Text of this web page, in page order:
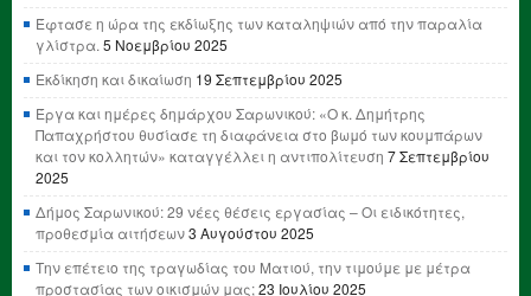
Έφτασε η ώρα της εκδίωξης των καταληψιών από την παραλία
γλίστρα. 5 Νοεμβρίου 2025
Εκδίκηση και δικαίωση 19 Σεπτεμβρίου 2025
Έργα και ημέρες δημάρχου Σαρωνικού: «Ο κ. Δημήτρης
Παπαχρήστου θυσίασε τη διαφάνεια στο βωμό των κουμπάρων
και τον κολλητών» καταγγέλλει η αντιπολίτευση 7 Σεπτεμβρίου
2025
Δήμος Σαρωνικού: 29 νέες θέσεις εργασίας – Οι ειδικότητες,
προθεσμία αιτήσεων3 Αυγούστου 2025
Την επέτειο της τραγωδίας του Ματιού, την τιμούμε με μέτρα
προστασίας των οικισμών μας;23 Ιουλίου 2025